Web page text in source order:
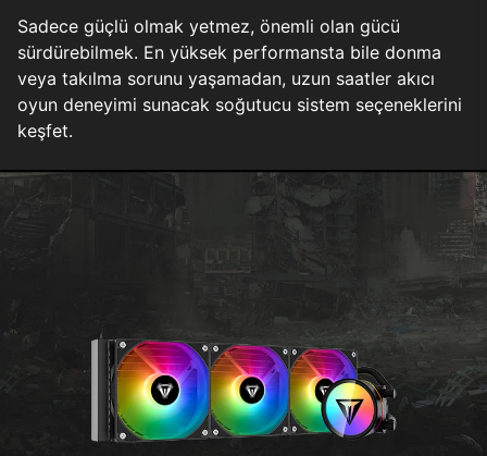
Sadece güçlü olmak yetmez, önemli olan gücü
sürdürebilmek. En yüksek performansta bile donma
veya takılma sorunu yaşamadan, uzun saatler akıcı
oyun deneyimi sunacak soğutucu sistem seçeneklerini
keşfet.